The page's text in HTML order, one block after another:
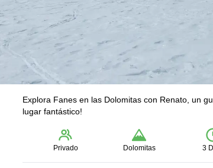
Explora Fanes en las Dolomitas con Renato, un
lugar fantástico!
Privado Dolomitas 3